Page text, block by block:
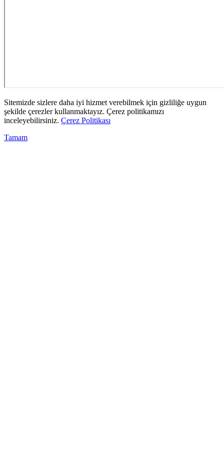
Sitemizde sizlere daha iyi hizmet verebilmek için gizliliğe uygun
şekilde çerezler kullanmaktayız. Çerez politikamızı
inceleyebilirsiniz. Çerez Politikası
Tamam